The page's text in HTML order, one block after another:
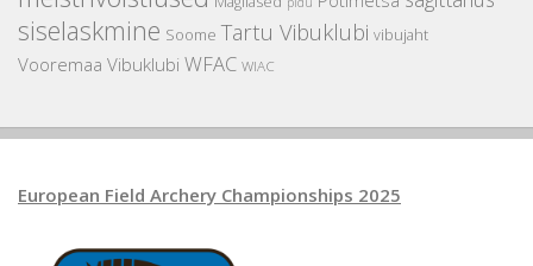
siselaskmine Soome Tartu Vibuklubi vibujaht
Vooremaa Vibuklubi WFAC WIAC
European Field Archery Championships 2025